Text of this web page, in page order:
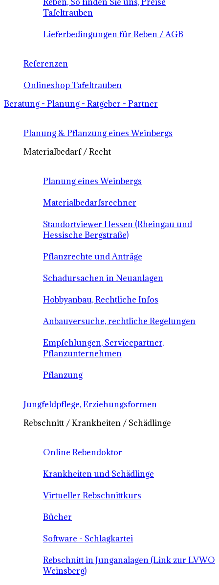
Tafeltrauben
Lieferbedingungen für Reben / AGB
Referenzen
Onlineshop Tafeltrauben
Beratung - Planung - Ratgeber - Partner
Planung & Pflanzung eines Weinbergs
Materialbedarf / Recht
Planung eines Weinbergs
Materialbedarfsrechner
Standortviewer Hessen (Rheingau und
Hessische Bergstraße)
Pflanzrechte und Anträge
Schadursachen in Neuanlagen
Hobbyanbau, Rechtliche Infos
Anbauversuche, rechtliche Regelungen
Empfehlungen, Servicepartner,
Pflanzunternehmen
Pflanzung
Jungfeldpflege, Erziehungsformen
Rebschnitt / Krankheiten / Schädlinge
Online Rebendoktor
Krankheiten und Schädlinge
Virtueller Rebschnittkurs
Bücher
Software - Schlagkartei
Rebschnitt in Junganalagen (Link zur LVWO
Weinsberg)